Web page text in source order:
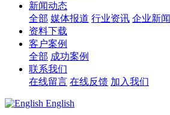
新闻动态
全部 媒体报道 行业资讯 企业新闻
资料下载
客户案例
全部 成功案例
联系我们
在线留言 在线反馈 加入我们
English